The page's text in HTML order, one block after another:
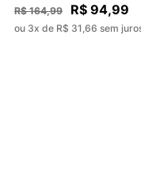
R$ 164,99 R$ 94,99
ou 3x de R$ 31,66 sem